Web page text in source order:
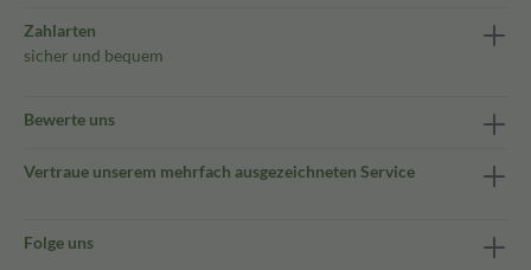
Zahlarten
sicher und bequem
Bewerte uns
Vertraue unserem mehrfach ausgezeichneten Service
Folge uns